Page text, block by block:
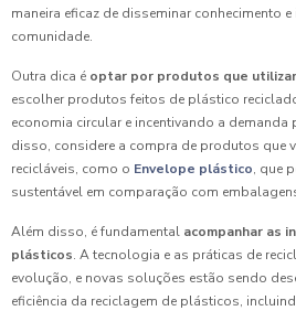
maneira eficaz de disseminar conhecimento
comunidade.
Outra dica é optar por produtos que
escolher produtos feitos de plástico
economia circular e incentivando a
disso, considere a compra de produtos que
recicláveis, como o Envelope plástico, que
sustentável em comparação com
Além disso, é fundamental acompanhar as
plásticos. A tecnologia e as práticas de
evolução, e novas soluções estão sendo
eficiência da reciclagem de plásticos,